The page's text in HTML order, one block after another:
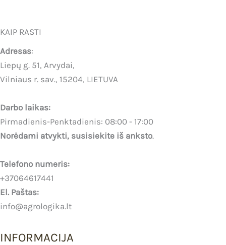
KAIP RASTI
Adresas:
Liepų g. 51, Arvydai,
Vilniaus r. sav., 15204, LIETUVA
Darbo laikas:
Pirmadienis-Penktadienis: 08:00 - 17:00
Norėdami atvykti, susisiekite iš anksto.
Telefono numeris:
+37064617441
El. Paštas:
info@agrologika.lt
INFORMACIJA